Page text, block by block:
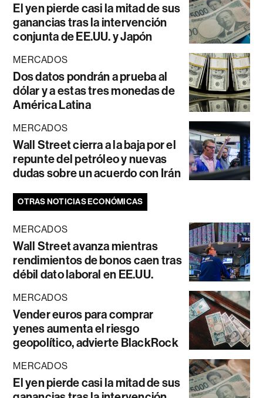
El yen pierde casi la mitad de sus
ganancias tras la intervención
conjunta de EE.UU. y Japón
MERCADOS
Dos datos pondrán a prueba al
dólar y a estas tres monedas de
América Latina
MERCADOS
Wall Street cierra a la baja por el
repunte del petróleo y nuevas
dudas sobre un acuerdo con Irán
OTRAS NOTICIAS ECONÓMICAS
MERCADOS
Wall Street avanza mientras
rendimientos de bonos caen tras
débil dato laboral en EE.UU.
MERCADOS
Vender euros para comprar
yenes aumenta el riesgo
geopolítico, advierte BlackRock
MERCADOS
El yen pierde casi la mitad de sus